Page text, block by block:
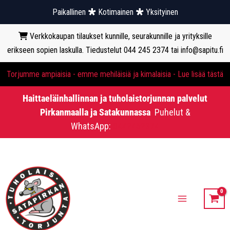
Paikallinen Kotimainen Yksityinen
Verkkokaupan tilaukset kunnille, seurakunnille ja yrityksille
erikseen sopien laskulla. Tiedustelut 044 245 2374 tai info@sapitu.fi
Torjumme ampiaisia - emme mehiläisiä ja kimalaisia - Lue lisää tästä
Haittaeläinhallinnan ja tuholaistorjunnan palvelut
Pirkanmaalla ja Satakunnassa Puhelut &
WhatsApp:
sisältöön